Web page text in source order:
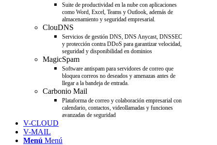
Suite de productividad en la nube con aplicaciones
como Word, Excel, Teams y Outlook, además de
almacenamiento y seguridad empresarial.
ClouDNS
Servicios de gestión DNS, DNS Anycast, DNSSEC
y protección contra DDoS para garantizar velocidad,
seguridad y disponibilidad en dominios
MagicSpam
Software antispam para servidores de correo que
bloquea correos no deseados y amenazas antes de
llegar a la bandeja de entrada.
Carbonio Mail
Plataforma de correo y colaboración empresarial con
calendario, contactos, videollamadas y funciones
avanzadas de seguridad
V-CLOUD
V-MAIL
Menú Menú